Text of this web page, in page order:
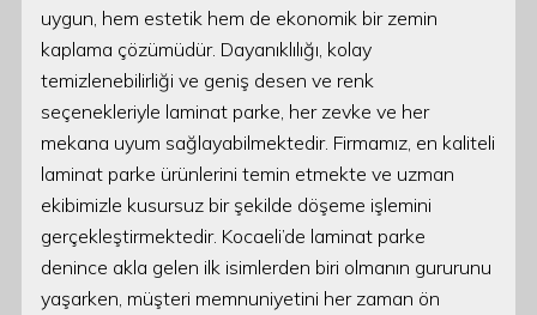
uygun, hem estetik hem de ekonomik bir zemin
kaplama çözümüdür. Dayanıklılığı, kolay
temizlenebilirliği ve geniş desen ve renk
seçenekleriyle laminat parke, her zevke ve her
mekana uyum sağlayabilmektedir. Firmamız, en kaliteli
laminat parke ürünlerini temin etmekte ve uzman
ekibimizle kusursuz bir şekilde döşeme işlemini
gerçekleştirmektedir. Kocaeli’de laminat parke
denince akla gelen ilk isimlerden biri olmanın gururunu
yaşarken, müşteri memnuniyetini her zaman ön